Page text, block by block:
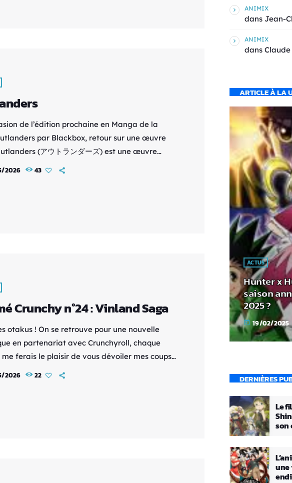
de l’édition prochaine en Manga de la
par Blackbox, retour sur une œuvre
(アウトランダーズ) est une œuvre
de la science-fiction et du space opera des
2026 43
Crunchy n°24 : Vinland Saga
otakus ! On se retrouve pour une nouvelle
en partenariat avec Crunchyroll, chaque
me ferais le plaisir de vous dévoiler mes coups
disponibles sur la plateforme. Synopsis : À la
2026 22
ANIMIX
dans Jean-
ANIMIX
dans
ARTICLE À LA
ACTUS
Hunter x
saison
2025 ?
today 19/02/2025
DERNIÈRES
Le
son
une